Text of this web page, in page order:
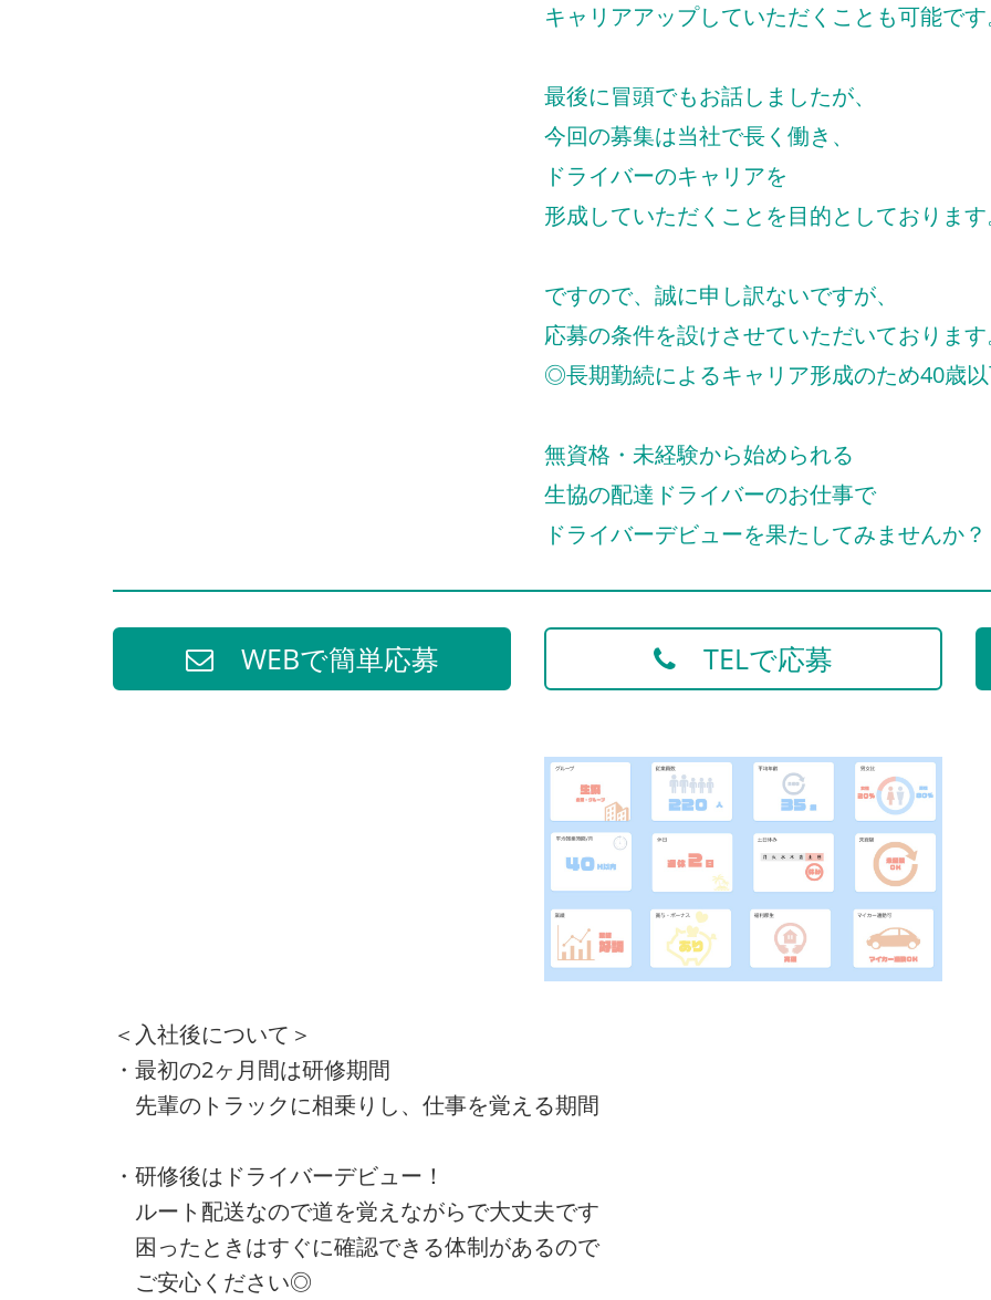
キャリアアップしていただくことも可能で
最後に冒頭でもお話しましたが、
今回の募集は当社で長く働き、
ドライバーのキャリアを
形成していただくことを目的としておりま
ですので、誠に申し訳ないですが、
応募の条件を設けさせていただいておりま
◎長期勤続によるキャリア形成のため40歳
無資格・未経験から始められる
生協の配達ドライバーのお仕事で
ドライバーデビューを果たしてみませんか？
WEBで簡単応募 TELで応募
＜入社後について＞
・最初の2ヶ月間は研修期間
先輩のトラックに相乗りし、仕事を覚える期間
・研修後はドライバーデビュー！
ルート配送なので道を覚えながらで大丈夫です
困ったときはすぐに確認できる体制があるので
ご安心ください◎